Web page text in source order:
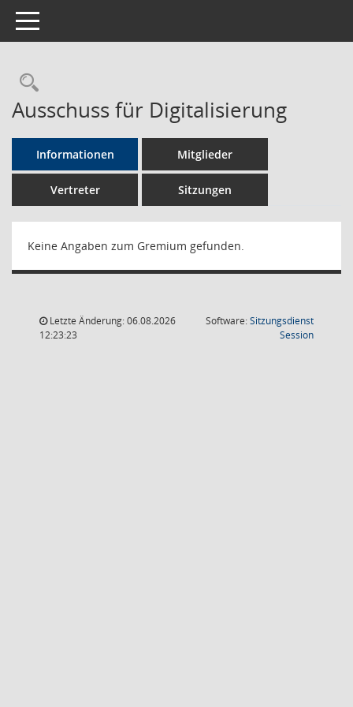
Toggle navigation
Rechercheauswahl
Ausschuss für Digitalisierung
Informationen Mitglieder
Vertreter Sitzungen
Keine Angaben zum Gremium gefunden.
Letzte Änderung: 06.08.2026
12:23:23
Software:Sitzungsdienst
Session(Wird in